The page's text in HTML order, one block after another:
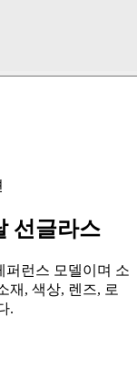
선글라스
퍼런스 모델이며 소
재, 색상, 렌즈, 로
.